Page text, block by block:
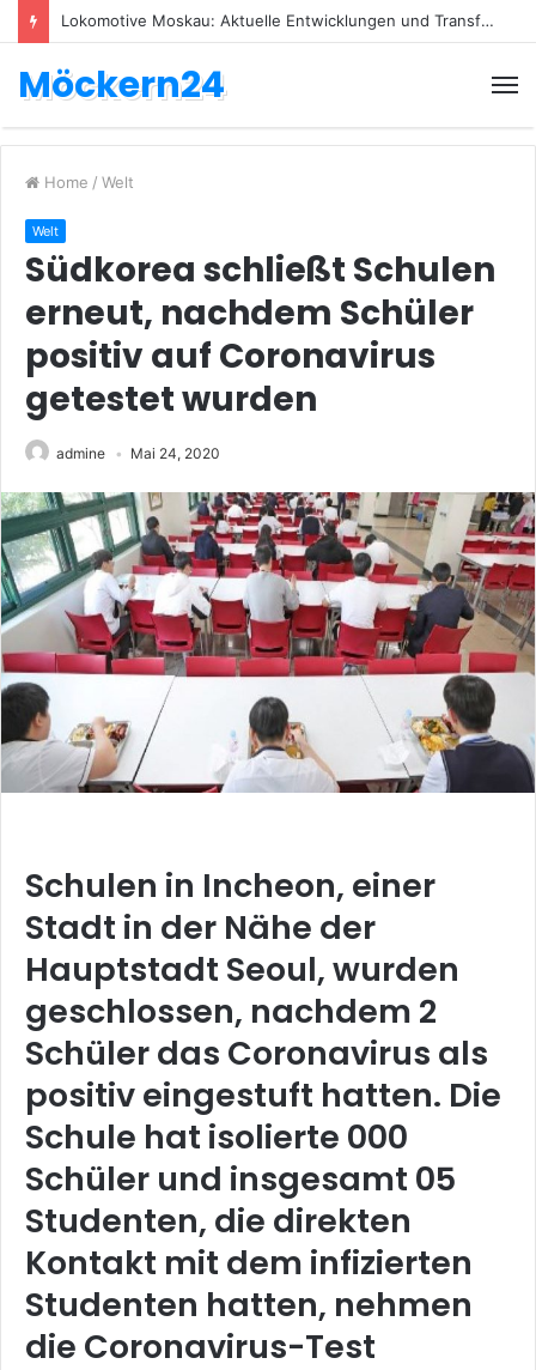
Lokomotive Moskau: Aktuelle Entwicklungen und Transfers
Möckern24
Home / Welt
Welt
Südkorea schließt Schulen
erneut, nachdem Schüler
positiv auf Coronavirus
getestet wurden
admine Mai 24, 2020
Schulen in Incheon, einer
Stadt in der Nähe der
Hauptstadt Seoul, wurden
geschlossen, nachdem 2
Schüler das Coronavirus als
positiv eingestuft hatten. Die
Schule hat isolierte 000
Schüler und insgesamt 05
Studenten, die direkten
Kontakt mit dem infizierten
Studenten hatten, nehmen
die Coronavirus-Test